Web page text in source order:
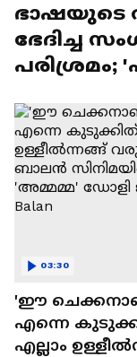
ഭാഷയുടെ
ഭേദിച്ച
പരിശ്രമം;
'ഈ
എന്നെ
എല്ലാം
03:30